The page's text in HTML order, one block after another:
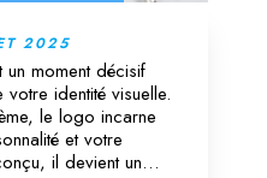
2025
moment décisif
identité visuelle.
le logo incarne
et votre
il devient un